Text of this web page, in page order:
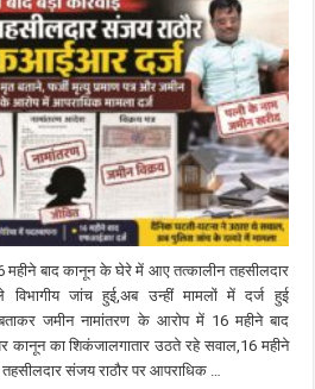
बाद कानून के घेरे में आए तत्कालीन तहसीलदार
विभागीय जांच हुई,अब उन्हीं मामलों में दर्ज हुई
जमीन नामांतरण के आरोप में 16 महीने बाद
का शिकंजालगातार उठते रहे सवाल,16 महीने
संजय राठौर पर आपराधिक …